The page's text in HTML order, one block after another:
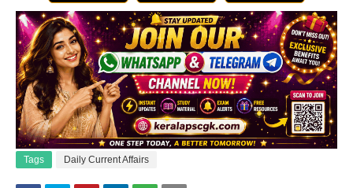
Tags Daily Current Affairs